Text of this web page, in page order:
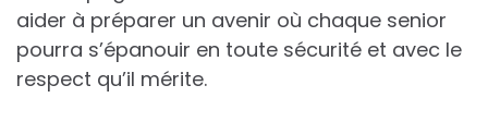
aider à préparer un avenir où chaque senior
pourra s’épanouir en toute sécurité et avec le
respect qu’il mérite.